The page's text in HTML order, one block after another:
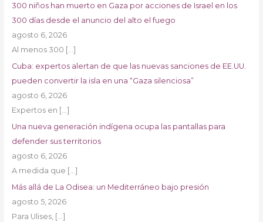
300 niños han muerto en Gaza por acciones de Israel en los
300 días desde el anuncio del alto el fuego
agosto 6, 2026
Al menos 300 […]
Cuba: expertos alertan de que las nuevas sanciones de EE.UU.
pueden convertir la isla en una “Gaza silenciosa”
agosto 6, 2026
Expertos en […]
Una nueva generación indígena ocupa las pantallas para
defender sus territorios
agosto 6, 2026
A medida que […]
Más allá de La Odisea: un Mediterráneo bajo presión
agosto 5, 2026
Para Ulises, […]